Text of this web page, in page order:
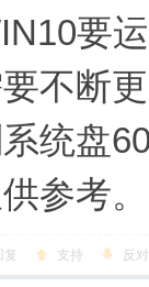
要
不断
统盘
参考。
复 支持 反对